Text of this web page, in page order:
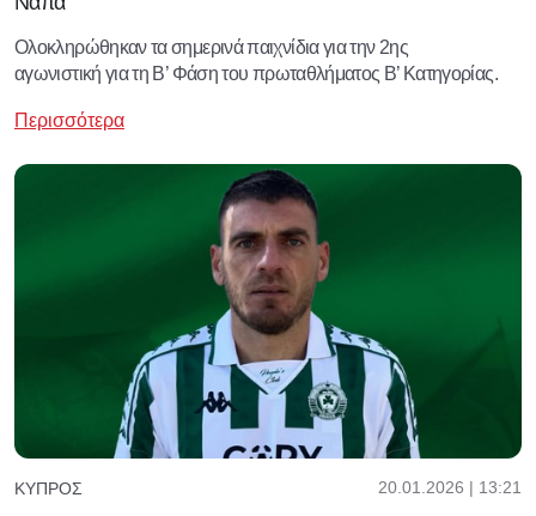
Ολοκληρώθηκαν τα σημερινά παιχνίδια για την 2ης
αγωνιστική για τη Β’ Φάση του πρωταθλήματος Β’ Κατηγορίας.
Περισσότερα
ΚΎΠΡΟΣ 20.01.2026 | 13:21